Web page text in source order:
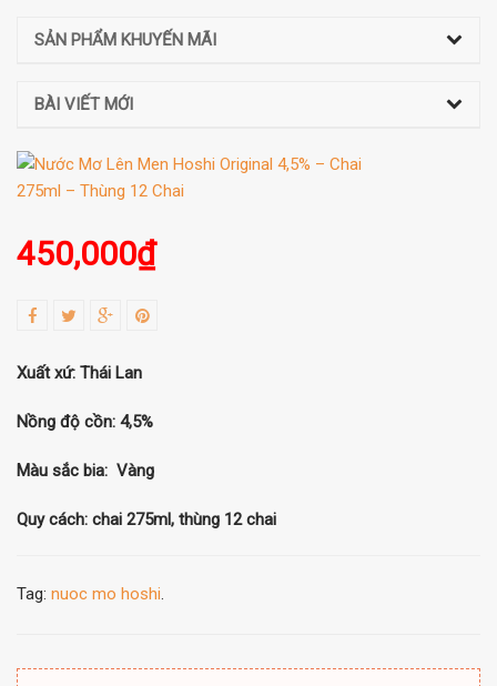
SẢN PHẨM KHUYẾN MÃI
BÀI VIẾT MỚI
450,000₫
Xuất xứ: Thái Lan
Nồng độ cồn: 4,5%
Màu sắc bia: Vàng
Quy cách: chai 275ml, thùng 12 chai
Tag: nuoc mo hoshi.